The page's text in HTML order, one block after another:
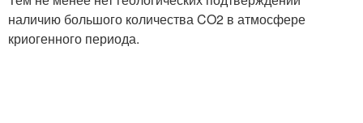
наличию большого количества CO2 в атмосфере
криогенного периода.